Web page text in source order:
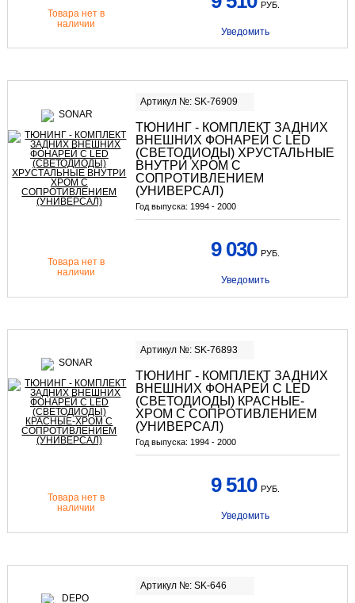
Товара нет в
наличии
РУБ.
Уведомить
Артикул №: SK-76909
ТЮНИНГ - КОМПЛЕКТ ЗАДНИХ
ВНЕШНИХ ФОНАРЕЙ С LED
(СВЕТОДИОДЫ) ХРУСТАЛЬНЫЕ
ВНУТРИ ХРОМ С
СОПРОТИВЛЕНИЕМ
(УНИВЕРСАЛ)
Год выпуска: 1994 - 2000
Товара нет в
наличии
9 030 РУБ.
Уведомить
Артикул №: SK-76893
ТЮНИНГ - КОМПЛЕКТ ЗАДНИХ
ВНЕШНИХ ФОНАРЕЙ С LED
(СВЕТОДИОДЫ) КРАСНЫЕ-
XРОМ С СОПРОТИВЛЕНИЕМ
(УНИВЕРСАЛ)
Год выпуска: 1994 - 2000
Товара нет в
наличии
9 510 РУБ.
Уведомить
Артикул №: SK-646